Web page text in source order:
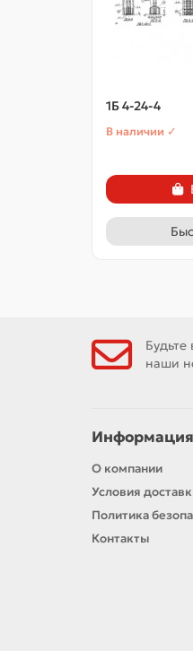
1Б 4-24-4
В наличии ✓
наши
Информация
О компании
Условия
Политика
Контакты